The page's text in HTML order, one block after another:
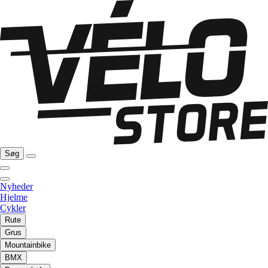
Søg
Nyheder
Hjelme
Cykler
Rute
Grus
Mountainbike
BMX